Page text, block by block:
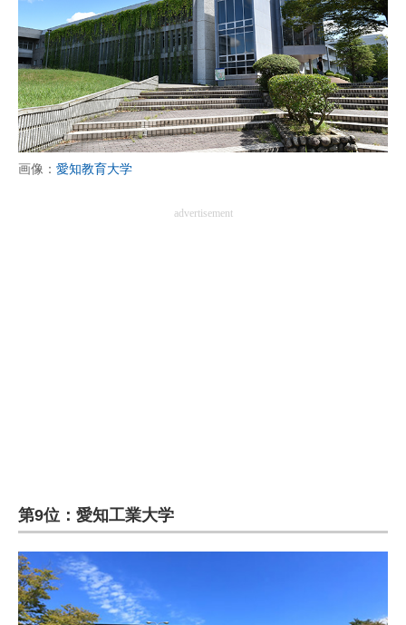
ビジネスと働き方のヒント
AI活用のいまが分かる
企業ITのトレンドを詳説
エネルギーの専門メディア
ちょっと気になるネットの話題
画像： 愛知教育大学
advertisement
第9位：愛知工業大学